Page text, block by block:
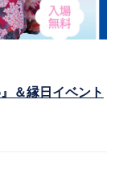
＆縁日イベント